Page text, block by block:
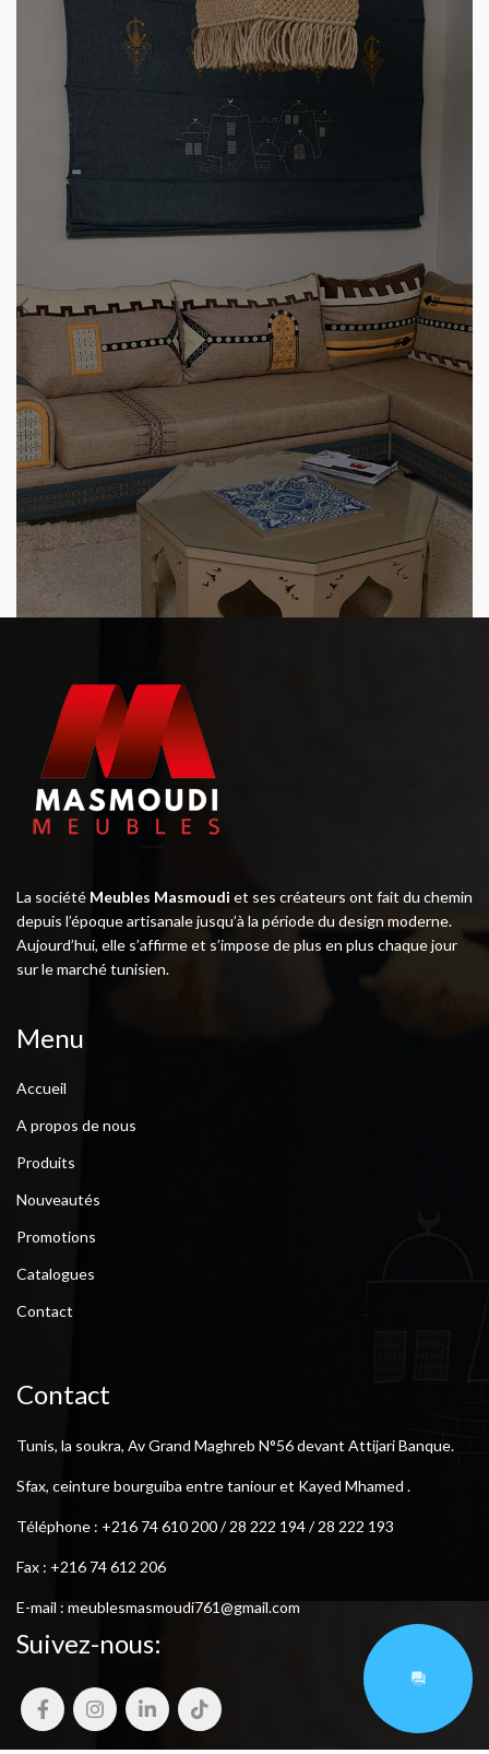
La société Meubles Masmoudi et ses créateurs ont fait du chemin
depuis l’époque artisanale jusqu’à la période du design moderne.
Aujourd’hui, elle s’affirme et s’impose de plus en plus chaque jour
sur le marché tunisien.
Menu
Accueil
A propos de nous
Produits
Nouveautés
Promotions
Catalogues
Contact
Contact
Tunis, la soukra, Av Grand Maghreb N°56 devant Attijari Banque.
Sfax, ceinture bourguiba entre taniour et Kayed Mhamed .
Téléphone : +216 74 610 200 / 28 222 194 / 28 222 193
Fax : +216 74 612 206
E-mail : meublesmasmoudi761@gmail.com
Suivez-nous: